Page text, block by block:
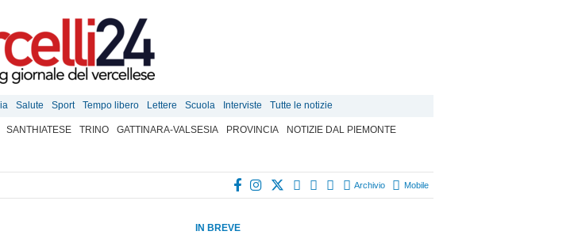
Salute Sport Tempo libero Lettere Scuola Interviste Tutte le notizie
SANTHIATESE TRINO GATTINARA-VALSESIA PROVINCIA
NOTIZIE DAL PIEMONTE
Archivio Mobile
IN BREVE